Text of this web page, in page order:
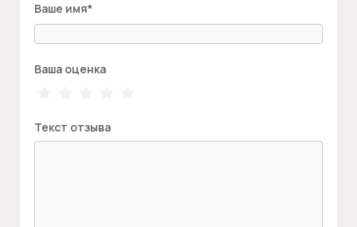
Ваше имя*
Ваша оценка
Текст отзыва